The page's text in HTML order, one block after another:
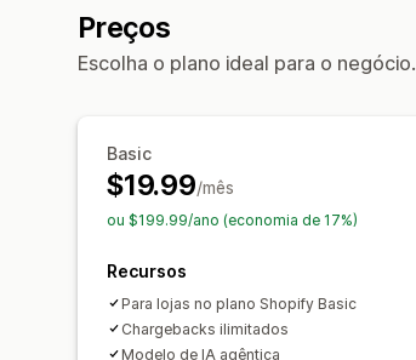
Preços
Escolha o plano ideal para o negócio.
Basic
$19.99/mês
ou $199.99/ano (economia de 17%)
Recursos
Para lojas no plano Shopify Basic
Chargebacks ilimitados
Modelo de IA agêntica